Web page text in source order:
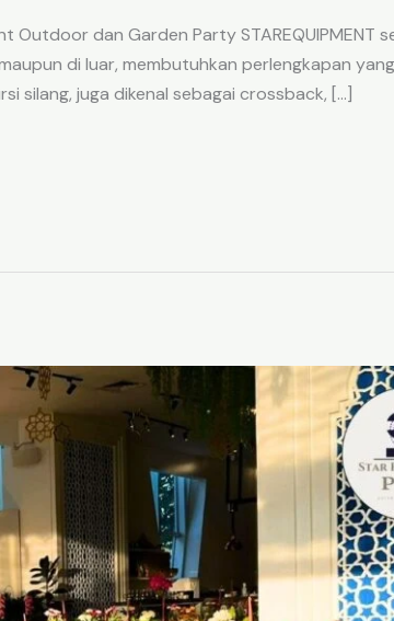
dan Garden Party STAREQUIPMENT
di luar, membutuhkan perlengkapan
silang, juga dikenal sebagai crossback, […]